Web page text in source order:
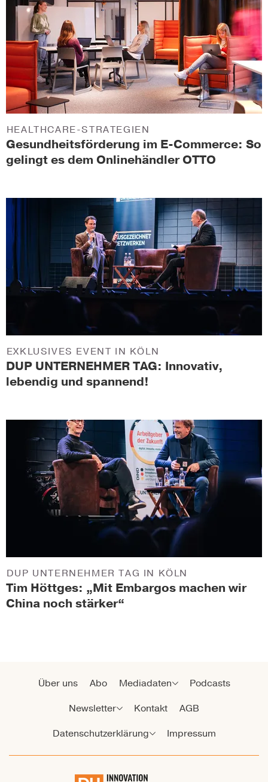
Gesundheitsförderung im E-Commerce: So
gelingt es dem Onlinehändler OTTO
HEALTHCARE-STRATEGIEN
DUP UNTERNEHMER TAG: Innovativ,
lebendig und spannend!
EXKLUSIVES EVENT IN KÖLN
Tim Höttges: „Mit Embargos machen wir
China noch stärker“
DUP UNTERNEHMER TAG IN KÖLN
Über uns Abo Mediadaten
Podcasts
Newsletter
Kontakt
AGB
Datenschutzerklärung
Impressum